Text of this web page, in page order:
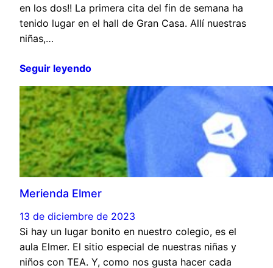
en los dos!! La primera cita del fin de semana ha
tenido lugar en el hall de Gran Casa. Allí nuestras
niñas,…
Seguir leyendo
Merienda Elmer
13 de diciembre de 2023
Si hay un lugar bonito en nuestro colegio, es el
aula Elmer. El sitio especial de nuestras niñas y
niños con TEA. Y, como nos gusta hacer cada